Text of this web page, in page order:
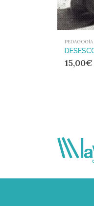
PEDAGOGÍA
15,00€